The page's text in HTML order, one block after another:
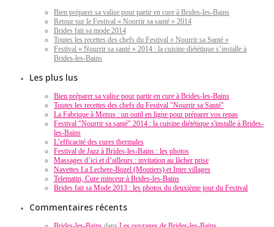
Bien préparer sa valise pour partir en cure à Brides-les-Bains
Retour sur le Festival « Nourrir sa santé » 2014
Brides fait sa mode 2014
Toutes les recettes des chefs du Festival « Nourrir sa Santé »
Festival « Nourrir sa santé » 2014 : la cuisine diététique s’installe à
Brides-les-Bains
Les plus lus
Bien préparer sa valise pour partir en cure à Brides-les-Bains
Toutes les recettes des chefs du Festival "Nourrir sa Santé"
La Fabrique à Menus : un outil en ligne pour préparer vos repas
Festival "Nourrir sa santé" 2014 : la cuisine diététique s'installe à Brides-
les-Bains
L’efficacité des cures thermales
Festival de Jazz à Brides-les-Bains : les photos
Massages d’ici et d’ailleurs : invitation au lâcher prise
Navettes La Lechere-Bozel (Moutiers) et Inter villages
Telematin, Cure minceur à Brides-les-Bains
Brides fait sa Mode 2013 : les photos du deuxième jour du Festival
Commentaires récents